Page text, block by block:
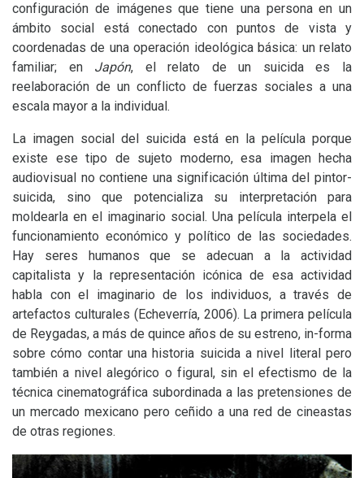
configuración de imágenes que tiene una persona en un
ámbito social está conectado con puntos de vista y
coordenadas de una operación ideológica básica: un relato
familiar; en Japón, el relato de un suicida es la
reelaboración de un conflicto de fuerzas sociales a una
escala mayor a la individual.
La imagen social del suicida está en la película porque
existe ese tipo de sujeto moderno, esa imagen hecha
audiovisual no contiene una significación última del pintor-
suicida, sino que potencializa su interpretación para
moldearla en el imaginario social. Una película interpela el
funcionamiento económico y político de las sociedades.
Hay seres humanos que se adecuan a la actividad
capitalista y la representación icónica de esa actividad
habla con el imaginario de los individuos, a través de
artefactos culturales (Echeverría, 2006). La primera película
de Reygadas, a más de quince años de su estreno, in-forma
sobre cómo contar una historia suicida a nivel literal pero
también a nivel alegórico o figural, sin el efectismo de la
técnica cinematográfica subordinada a las pretensiones de
un mercado mexicano pero ceñido a una red de cineastas
de otras regiones.